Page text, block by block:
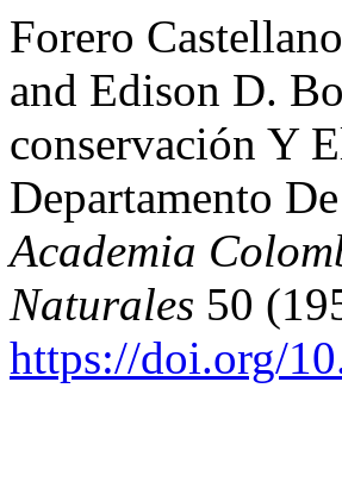
Forero
and Edison D.
conservación Y
Departamento
Academia
Naturales 50
https://doi.org/